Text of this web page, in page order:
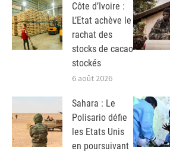
Côte d’Ivoire :
L’Etat achève le
rachat des
stocks de cacao
stockés
6 août 2026
Sahara : Le
Polisario défie
les Etats Unis
en poursuivant